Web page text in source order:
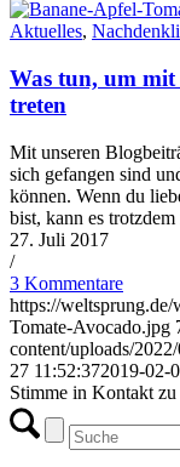
Aktuelles,
Was tun, um
treten
Mit unseren
sich gefangen sind
können. Wenn du
bist, kann es
27. Juli 2017
/
3 Kommentare
https://
Tomate-Avocado.jpg
content/uploads/
27 11:52:372019-02-
Stimme in Kontakt zu